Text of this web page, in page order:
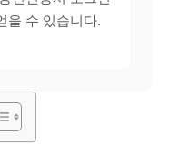
을 수 있습니다.